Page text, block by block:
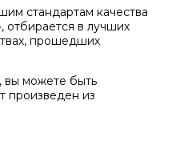
стандартам качества
в лучших
прошедших
можете быть
произведен из